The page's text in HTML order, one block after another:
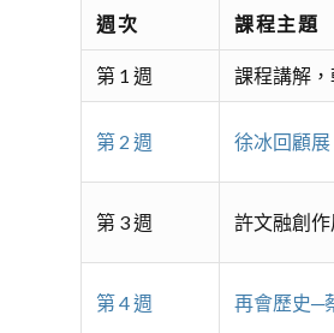
週次 課程主題
第 1 週 課程講解
第 2 週 徐冰回顧展
第 3 週 許文融創
第 4 週 再會歷史─